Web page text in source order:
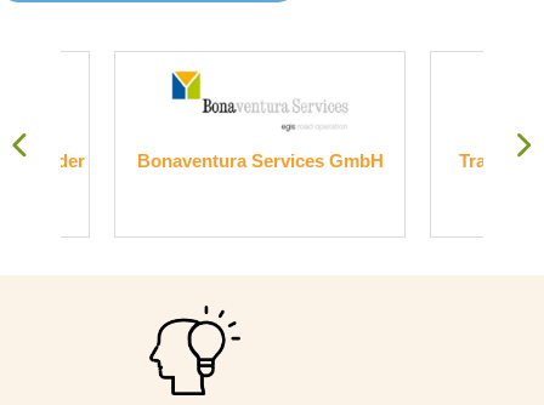
Bonaventura Services GmbH